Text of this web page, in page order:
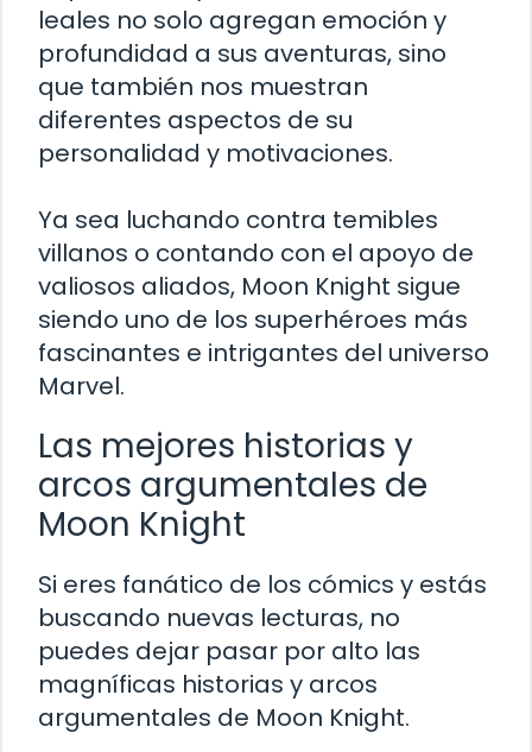
leales no solo agregan emoción y
profundidad a sus aventuras, sino
que también nos muestran
diferentes aspectos de su
personalidad y motivaciones.
Ya sea luchando contra temibles
villanos o contando con el apoyo de
valiosos aliados, Moon Knight sigue
siendo uno de los superhéroes más
fascinantes e intrigantes del universo
Marvel.
Las mejores historias y
arcos argumentales de
Moon Knight
Si eres fanático de los cómics y estás
buscando nuevas lecturas, no
puedes dejar pasar por alto las
magníficas historias y arcos
argumentales de Moon Knight.